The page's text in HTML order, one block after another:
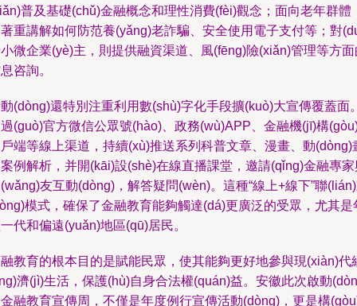
普及基礎(chǔ)金融概念和理性消費(fèi)觀念；面向老年群體
重講解如何防范養(yǎng)老詐騙、安全使用電子支付等；對
微企業(yè)主，則提供融資渠道、風(fēng)險(xiǎn)管理等方面
咨詢。
(dòng)還特別注重利用數(shù)字化手段擴(kuò)大宣傳覆蓋面
(guò)官方微信公眾號(hào)、政務(wù)APP、金融機(jī)構
端等線上渠道，持續(xù)推送系列科普文章、漫畫、動(dòng)
例解析，并開(kāi)設(shè)在線直播課堂，邀請(qǐng)金融專家
友互動(dòng)，解答疑問(wèn)。這種“線上+線下”聯
模式，確保了金融教育能夠觸達(dá)更廣泛的受眾，尤其是
代和偏遠(yuǎn)地區(qū)居民。
教育的根本目的是賦能民眾，使其能夠更好地參與現(xiàn)代
濟(jì)生活，保護(hù)自身合法權(quán)益。安徽此次啟動
融教育宣傳周，不僅是年度例行宣傳活動(dòng)，更是構